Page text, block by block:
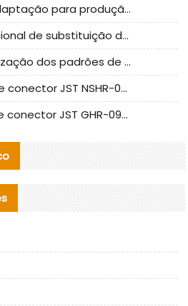
Guia de avaliação e adaptação para produção em massa de componentes de cabos nacionais CNC Tech
Análise da solução nacional de substituição da linha de alta frequência I-PEX
CLIFF referente à atualização dos padrões de teste de conectores nacionais
Conector JST - Fornece conector JST NSHR-02V-S original | substituto
Conector JST - fornece conector JST GHR-09V-S autêntico | substituto